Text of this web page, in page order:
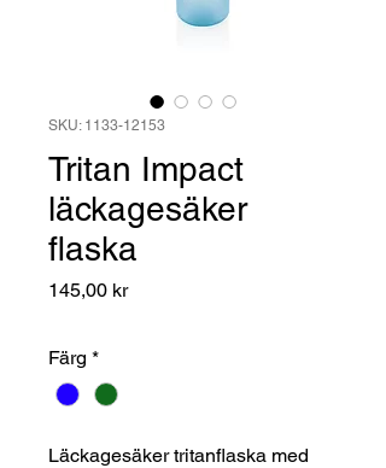
SKU: 1133-12153
Tritan Impact
läckagesäker
flaska
145,00 krPris
Färg *
Läckagesäker tritanflaska med